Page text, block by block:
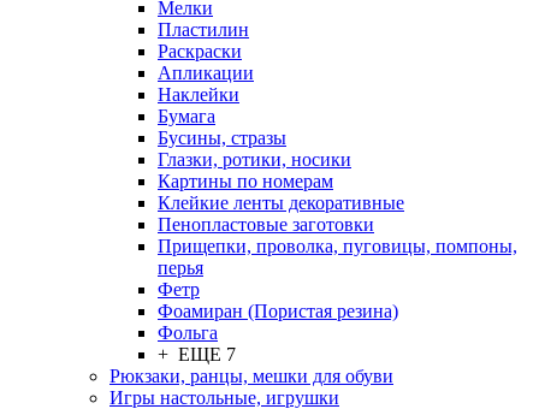
Мелки
Пластилин
Раскраски
Апликации
Наклейки
Бумага
Бусины, стразы
Глазки, ротики, носики
Картины по номерам
Клейкие ленты декоративные
Пенопластовые заготовки
Прищепки, проволка, пуговицы, помпоны,
перья
Фетр
Фоамиран (Пористая резина)
Фольга
+ ЕЩЕ 7
Рюкзаки, ранцы, мешки для обуви
Игры настольные, игрушки